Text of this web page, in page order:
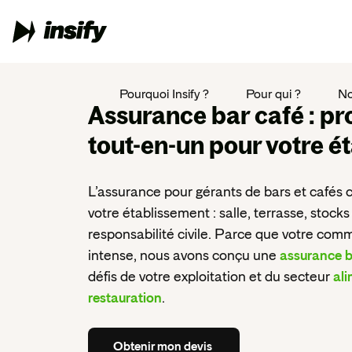
Pourquoi Insify ? Pour qui ?
Assurance bar café:
tout-en-un pour votre
L’assurance pour gérants de bars et cafés
votre établissement : salle, terrasse,
responsabilité civile. Parce que votre
intense, nous avons conçu une assurance
défis de votre exploitation et du secteur
restauration.
Obtenirmon devis